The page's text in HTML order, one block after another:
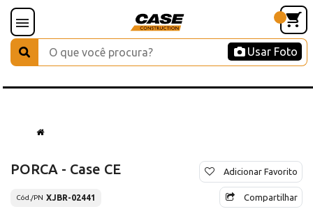
Usar Foto
PORCA - Case CE
Cód./PN XJBR-02441
Adicionar Favorito
Compartilhar